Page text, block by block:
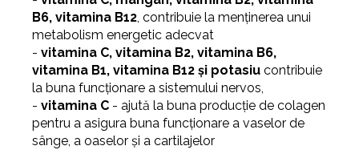
B6, vitamina B12, contribuie la menținerea unui
metabolism energetic adecvat
- vitamina C, vitamina B2, vitamina B6,
vitamina B1, vitamina B12 și potasiu contribuie
la buna funcționare a sistemului nervos,
- vitamina C - ajută la buna producție de colagen
pentru a asigura buna funcționare a vaselor de
sânge, a oaselor și a cartilajelor